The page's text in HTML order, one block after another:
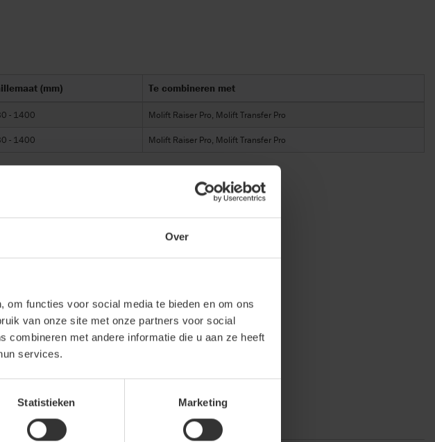
Over
functies voor social media te bieden en om ons
van onze site met onze partners voor social
combineren met andere informatie die u aan ze heeft
services.
Statistieken Marketing
(mm) Te combineren met
- 1400 Molift Raiser Pro, Molift Transfer Pro
- 1400 Molift Raiser Pro, Molift Transfer Pro
Assist, User Manual